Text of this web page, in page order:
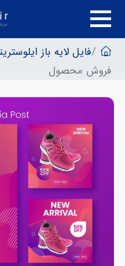
فایل لایه باز
فروش محصول